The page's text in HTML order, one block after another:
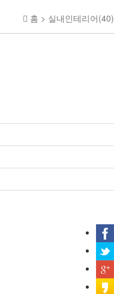
홈 > 실내인테리어(40)